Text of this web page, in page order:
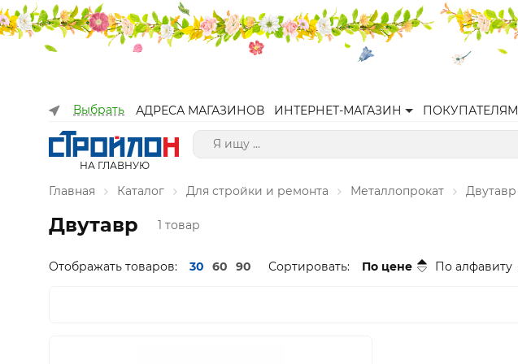
Выбрать АДРЕСА МАГАЗИНОВ ИНТЕРНЕТ-МАГАЗИН ПОКУПАТЕЛЯМ
НА ГЛАВНУЮ
Главная Каталог Для стройки и ремонта Металлопрокат Двутавр
Двутавр 1 товар
Отображать товаров: 30 60 90 Сортировать: По цене По алфавиту